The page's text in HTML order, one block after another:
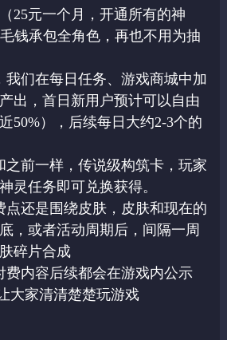
25元一个月，开通所有的神
钱承包全角色，再也不用为抽
我们在每日任务、游戏商城中加
出，首日新用户预计可以自由
50%），后续每日大约2-3个的
之前一样，传说级构筑卡，玩家
灵任务即可兑换获得。
点还是围绕皮肤，皮肤和现在的
，或者活动周期后， 间隔一周
碎片合成
费内容后续都会在游戏内公示
大家清清楚楚玩游戏